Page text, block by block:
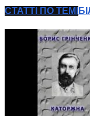
СТАТТІ ПО ТЕМІ